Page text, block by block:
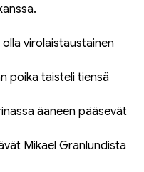
virolaistaustainen
poika taisteli tiensä
ääneen pääsevät
Mikael Granlundista